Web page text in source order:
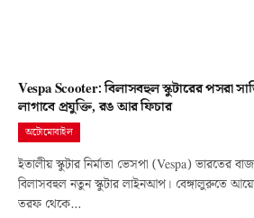
Vespa Scooter: বিলাসবহুল স্কুটারের পসরা
লাগাবে প্রযুক্তি, রঙ আর ফিচার
অটোমোবাইল
ইতালীয় স্কুটার নির্মাতা ভেসপা (Vespa) ভারতের
বিলাসবহুল নতুন স্কুটার লাইনআপ। বেঙ্গালুরুতে
তরফ থেকে…